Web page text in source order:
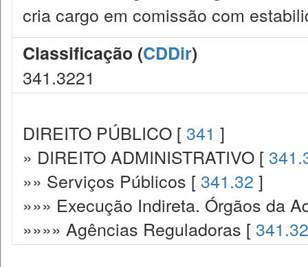
cria cargo em comissão com
Classificação (CDDir)
341.3221
DIREITO PÚBLICO [ 341 ]
» DIREITO ADMINISTRATIVO [
»» Serviços Públicos [ 341.32 ]
»»» Execução Indireta. Órgãos da
»»»» Agências Reguladoras [